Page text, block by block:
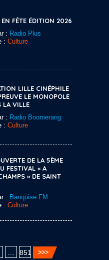
EN FÊTE ÉDITION 2026
: Radio Plus
: Culture
LILLE CINÉPHILE
LE MONOPOLE
LA VILLE
: Radio Boomerang
: Culture
DE LA 5ÈME
FESTIVAL « A
» DE SAINT
: Banquise FM
: Culture
851